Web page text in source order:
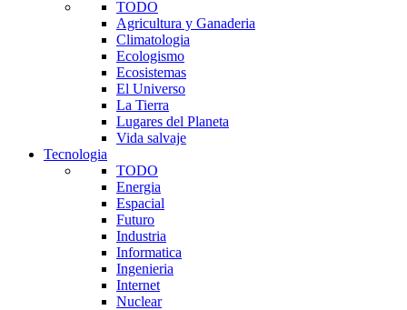
TODO
Agricultura y Ganaderia
Climatologia
Ecologismo
Ecosistemas
El Universo
La Tierra
Lugares del Planeta
Vida salvaje
Tecnologia
TODO
Energia
Espacial
Futuro
Industria
Informatica
Ingenieria
Internet
Nuclear